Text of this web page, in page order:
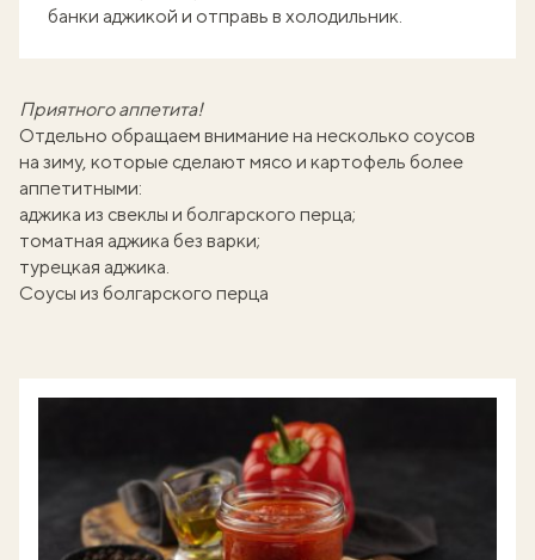
банки аджикой и отправь в холодильник.
Приятного аппетита!
Отдельно обращаем внимание на несколько соусов
на зиму, которые сделают мясо и картофель более
аппетитными:
аджика из свеклы и болгарского перца;
томатная аджика без варки;
турецкая аджика.
Соусы из болгарского перца